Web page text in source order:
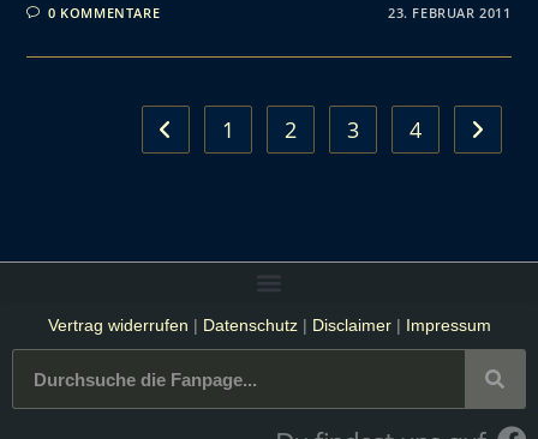
0 KOMMENTARE 23. FEBRUAR 2011
1 2 3 4
Vertrag widerrufen | Datenschutz| Disclaimer| Impressum